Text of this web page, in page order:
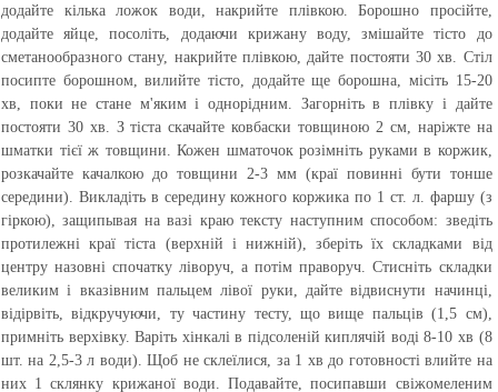
додайте кілька ложок води, накрийте плівкою. Борошно просійте,
додайте яйце, посоліть, додаючи крижану воду, змішайте тісто до
сметанообразного стану, накрийте плівкою, дайте постояти 30 хв. Стіл
посипте борошном, вилийте тісто, додайте ще борошна, місіть 15-20
хв, поки не стане м'яким і однорідним. Загорніть в плівку і дайте
постояти 30 хв. З тіста скачайте ковбаски товщиною 2 см, наріжте на
шматки тієї ж товщини. Кожен шматочок розімніть руками в коржик,
розкачайте качалкою до товщини 2-3 мм (краї повинні бути тонше
середини). Викладіть в середину кожного коржика по 1 ст. л. фаршу (з
гіркою), защипывая на вазі краю тексту наступним способом: зведіть
протилежні краї тіста (верхній і нижній), зберіть їх складками від
центру назовні спочатку ліворуч, а потім праворуч. Стисніть складки
великим і вказівним пальцем лівої руки, дайте відвиснути начинці,
відірвіть, відкручуючи, ту частину тесту, що вище пальців (1,5 см),
примніть верхівку. Варіть хінкалі в підсоленій киплячій воді 8-10 хв (8
шт. на 2,5-3 л води). Щоб не склеїлися, за 1 хв до готовності влийте на
них 1 склянку крижаної води. Подавайте, посипавши свіжомеленим